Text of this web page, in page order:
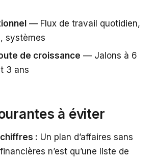
— Flux de travail quotidien,
systèmes
de croissance — Jalons à 6
3 ans
à éviter
: Un plan d’affaires sans
n’est qu’une liste de